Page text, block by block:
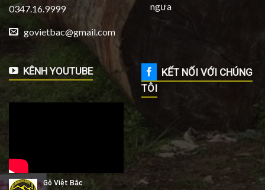
0347.16.9999
govietbac@gmail.com
ngựa
KÊNH YOUTUBE
KẾT NỐI VỚI CHÚNG
TÔI